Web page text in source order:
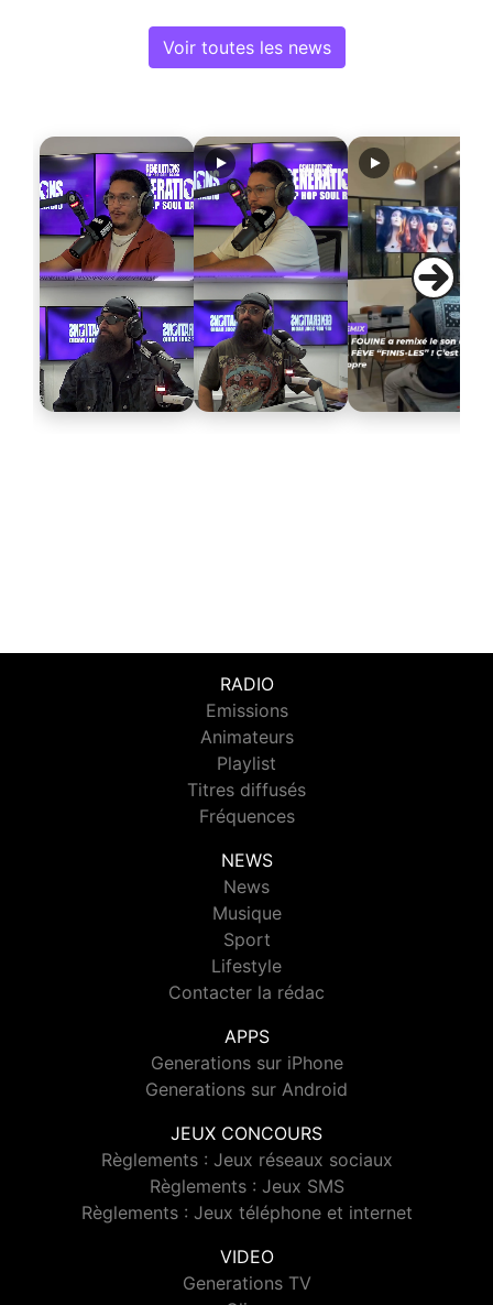
Voir toutes les news
RADIO
Emissions
Animateurs
Playlist
Titres diffusés
Fréquences
NEWS
News
Musique
Sport
Lifestyle
Contacter la rédac
APPS
Generations sur iPhone
Generations sur Android
JEUX CONCOURS
Règlements : Jeux réseaux sociaux
Règlements : Jeux SMS
Règlements : Jeux téléphone et internet
VIDEO
Generations TV